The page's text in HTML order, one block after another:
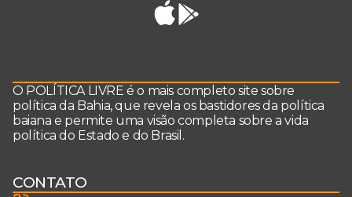
O POLÍTICA LIVRE é o mais completo site sobre
política da Bahia, que revela os bastidores da política
baiana e permite uma visão completa sobre a vida
política do Estado e do Brasil.
CONTATO